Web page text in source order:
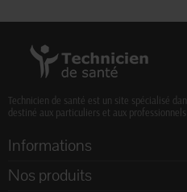
Technicien de santé est un site spécialisé
destiné aux particuliers et aux professionnels
Informations
Nos produits